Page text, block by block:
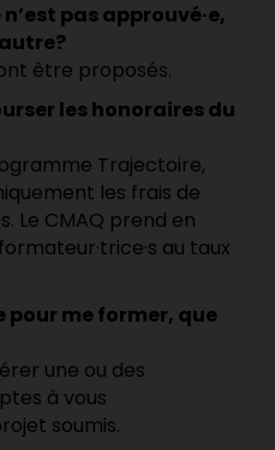
pas approuvé·e,
être proposés.
les honoraires du
Trajectoire,
les frais de
Le CMAQ prend en
au taux
pour me former, que
une ou des
à vous
soumis.